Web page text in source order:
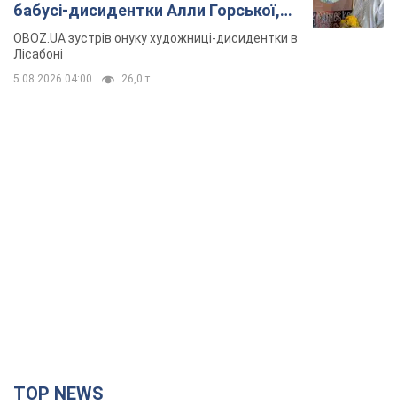
бабусі-дисидентки Алли Горської,
критику Дмитра Стуса та втечу в
Португалію з 5 дітьми
OBOZ.UA зустрів онуку художниці-дисидентки в
Лісабоні
5.08.2026 04:00 26,0 т.
TOP NEWS